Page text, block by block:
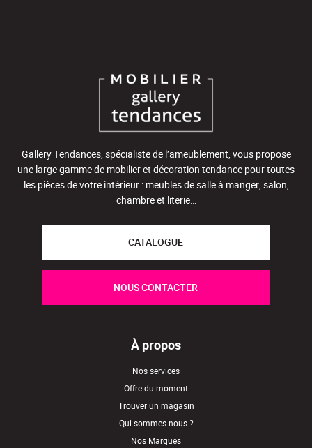
Gallery Tendances, spécialiste de l’ameublement, vous propose
une large gamme de mobilier et décoration tendance pour toutes
les pièces de votre intérieur : meubles de salle à manger, salon,
chambre et literie…
CATALOGUE
NOUS CONTACTER
À propos
Nos services
Offre du moment
Trouver un magasin
Qui sommes-nous ?
Nos Marques